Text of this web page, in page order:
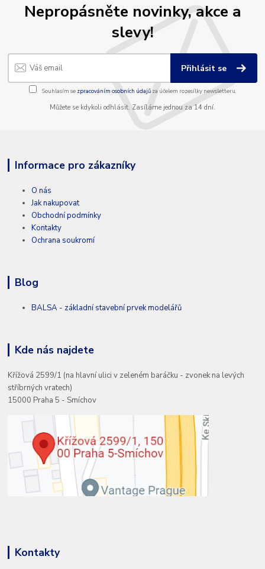
Nepropásněte novinky, akce a
slevy!
Přihlásit se
Souhlasím se zpracováním osobních údajůza účelem rozesílky newsletteru.
Můžete se kdykoli odhlásit. Zasíláme jednou za 14 dní.
Informace pro zákazníky
O nás
Jak nakupovat
Obchodní podmínky
Kontakty
Ochrana soukromí
Blog
BALSA - základní stavební prvek modelářů
Kde nás najdete
Křížová 2599/1 (na hlavní ulici v zeleném baráčku - zvonek na levých
stříbrných vratech)
15000 Praha 5 - Smíchov
Kontakty